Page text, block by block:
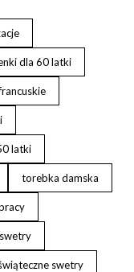
dla 60 latki
latki
torebka damska
swetry